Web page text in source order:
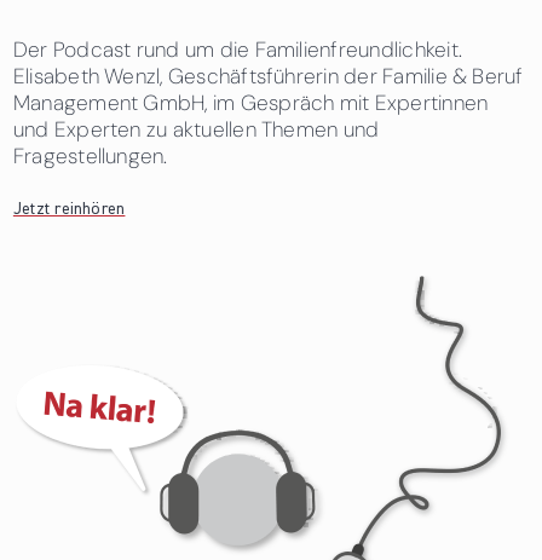
Der Podcast rund um die Familienfreundlichkeit.
Elisabeth Wenzl, Geschäftsführerin der Familie & Beruf
Management GmbH, im Gespräch mit Expertinnen
und Experten zu aktuellen Themen und
Fragestellungen.
Jetzt reinhören